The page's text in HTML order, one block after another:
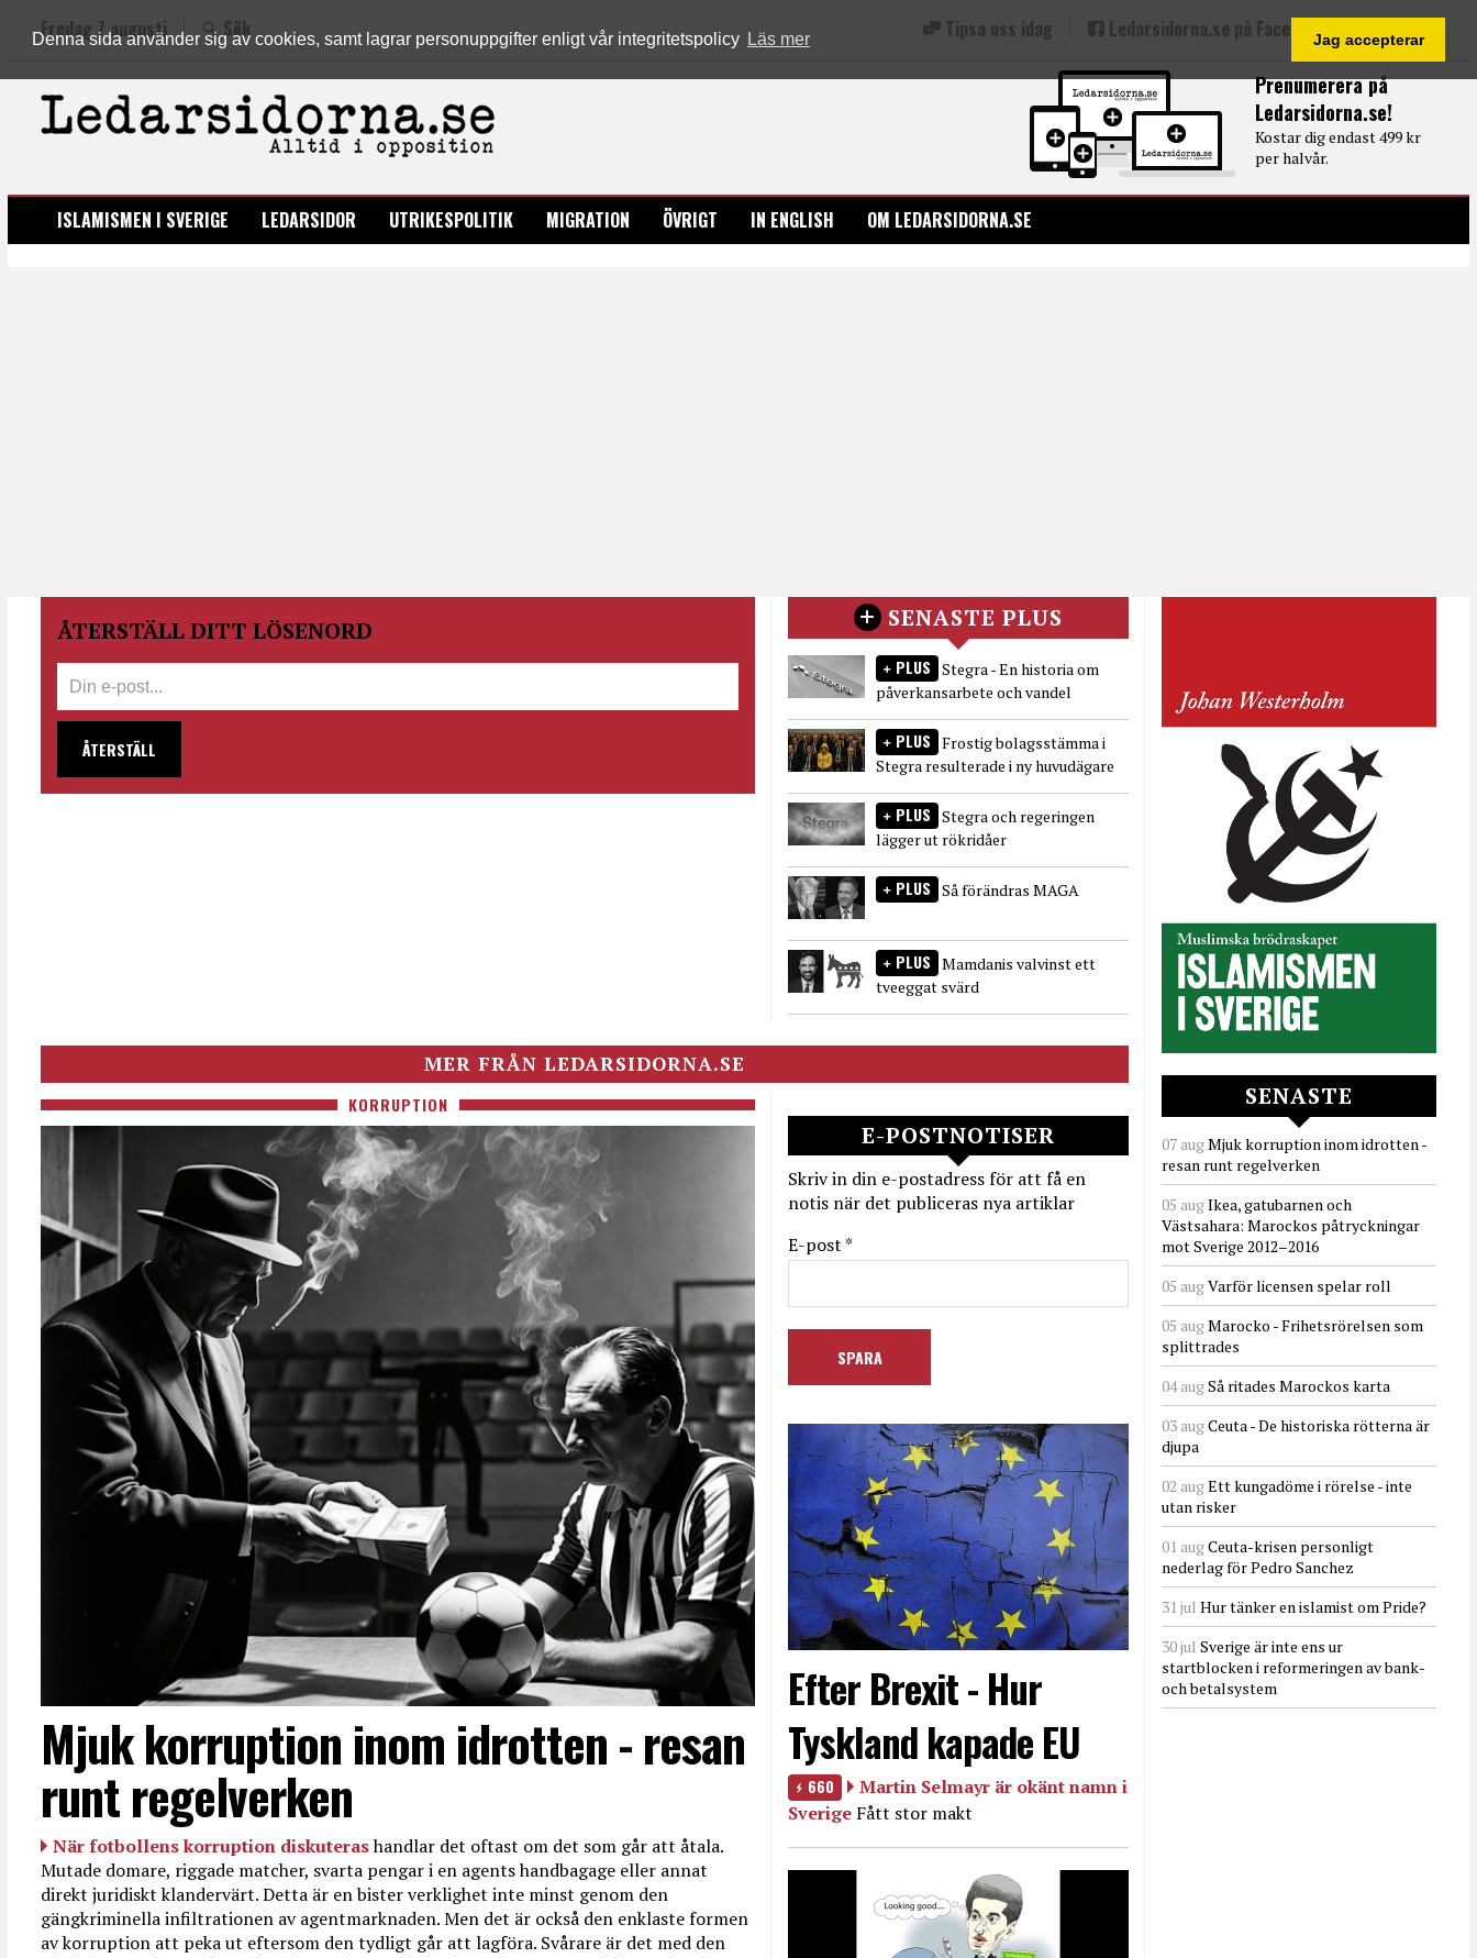
Denna sida använder sig av cookies, samt lagrar personuppgifter enligt vår integritetspolicy Läs mer Jag accepterar
Prenumerera på
Ledarsidorna.se!
Kostar dig endast 499 kr
per halvår.
Fredag 7 augusti Sök Tipsa oss idag Ledarsidorna.se på Facebook
LEDARSIDORNA.SE
ISLAMISMEN I SVERIGE LEDARSIDOR UTRIKESPOLITIK MIGRATION ÖVRIGT IN ENGLISH OM LEDARSIDORNA.SE
ÅTERSTÄLL DITT LÖSENORD
ÅTERSTÄLL
SENASTE PLUS
PLUS Stegra - En historia om
påverkansarbete och vandel
PLUS Frostig bolagsstämma i
Stegra resulterade i ny huvudägare
PLUS Stegra och regeringen
lägger ut rökridåer
PLUS Så förändras MAGA
PLUS Mamdanis valvinst ett
tveeggat svärd
MER FRÅN LEDARSIDORNA.SE
KORRUPTION
Mjuk korruption inom idrotten - resan
runt regelverken
När fotbollens korruption diskuterashandlar det oftast om det som går att åtala.
Mutade domare, riggade matcher, svarta pengar i en agents handbagage eller annat
direkt juridiskt klandervärt. Detta är en bister verklighet inte minst genom den
gängkriminella infiltrationen av agentmarknaden. Men det är också den enklaste formen
av korruption att peka ut eftersom den tydligt går att lagföra. Svårare är det med den
E-POSTNOTISER
Skriv in din e-postadress för att få en
notis när det publiceras nya artiklar
E-post *
Efter Brexit - Hur
Tyskland kapade EU
660
Martin Selmayr är okänt namn i
Sverige Fått stor makt
SENASTE
07 augMjuk korruption inom idrotten -
resan runt regelverken
05 augIkea, gatubarnen och
Västsahara: Marockos påtryckningar
mot Sverige 2012–2016
05 augVarför licensen spelar roll
05 augMarocko - Frihetsrörelsen som
splittrades
04 augSå ritades Marockos karta
03 augCeuta - De historiska rötterna är
djupa
02 augEtt kungadöme i rörelse - inte
utan risker
01 augCeuta-krisen personligt
nederlag för Pedro Sanchez
31 jul Hur tänker en islamist om Pride?
30 jul Sverige är inte ens ur
startblocken i reformeringen av bank-
och betalsystem